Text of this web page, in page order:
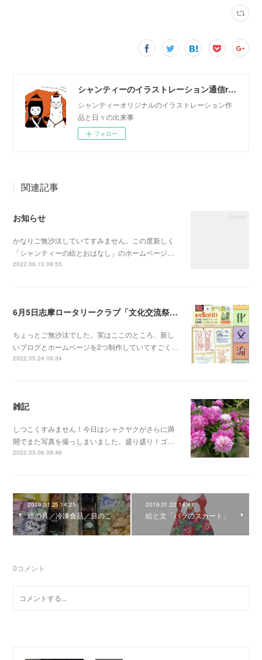
シャンティーのイラストレーション通信rararashanty
シャンティーオリジナルのイラストレーション作
品と日々の出来事
フォロー
関連記事
お知らせ
かなりご無沙汰していてすみません。この度新しく
「シャンティーの絵とおはなし」のホームページ…
2022.06.10 09:55
6月5日志摩ロータリークラブ「文化交流祭」だよ！
ちょっとご無沙汰でした。実はここのところ、新し
いブログとホームページを2つ制作していてすごく…
2022.05.24 09:34
雑記
しつこくすみません！今日はシャクヤクがさらに満
開でまた写真を撮っしまいました。盛り盛り！ゴ…
2022.05.06 09:46
2019.01.25 14:25
絵の具／冷凍食品／目のこ
と
2019.01.22 14:41
絵と文「バラのスカート」
0コメント